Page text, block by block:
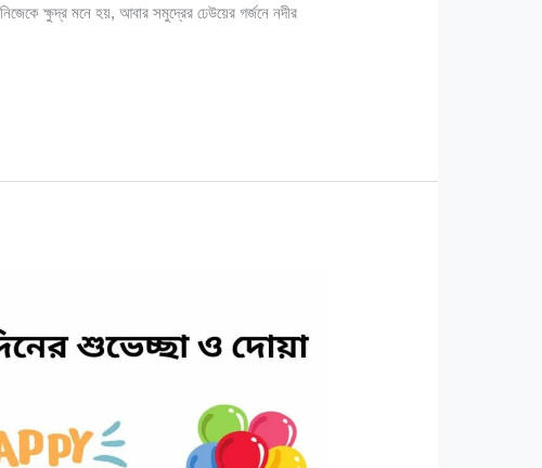
ক্ষুদ্র মনে হয়, আবার সমুদ্রের ঢেউয়ের গর্জনে নদীর